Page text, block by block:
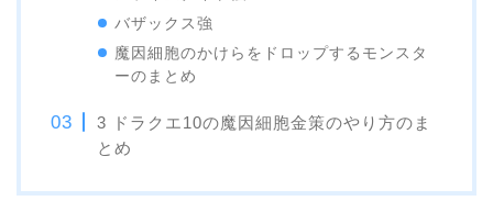
バザックス強
魔因細胞のかけらをドロップするモンスタ
ーのまとめ
3 ドラクエ10の魔因細胞金策のやり方のま
とめ